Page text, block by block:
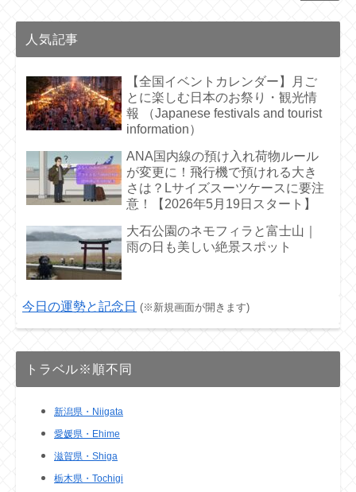
人気記事
【全国イベントカレンダー】月ご
とに楽しむ日本のお祭り・観光情
報 （Japanese festivals and tourist
information）
ANA国内線の預け入れ荷物ルール
が変更に！飛行機で預けれる大き
さは？Lサイズスーツケースに要注
意！【2026年5月19日スタート】
大石公園のネモフィラと富士山｜
雨の日も美しい絶景スポット
今日の運勢と記念日 (※新規画面が開きます)
トラベル※順不同
新潟県・Niigata
愛媛県・Ehime
滋賀県・Shiga
栃木県・Tochigi